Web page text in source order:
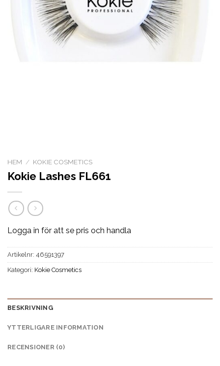
HEM / KOKIE COSMETICS
Kokie Lashes FL661
Logga in för att se pris och handla
Artikelnr: 46591397
Kategori: Kokie Cosmetics
BESKRIVNING
YTTERLIGARE INFORMATION
RECENSIONER (0)